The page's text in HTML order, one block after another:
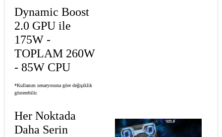
Dynamic Boost
2.0 GPU ile
175W -
TOPLAM 260W
- 85W CPU
*Kullanım senaryosuna göre değişiklik
gösterebilir.
Her Noktada
Daha Serin